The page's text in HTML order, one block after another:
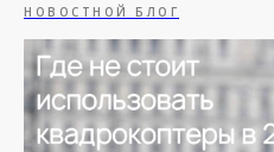
НОВОСТНОЙ БЛОГ